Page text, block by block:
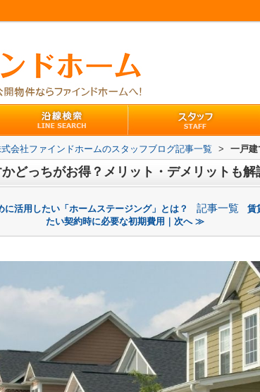
会社ファインドホームのスタッフブログ記事一覧 > 一戸建
どっちがお得？メリット・デメリットも解
活用したい「ホームステージング」とは？ 記事一覧
賃
たい契約時に必要な初期費用｜次へ ≫